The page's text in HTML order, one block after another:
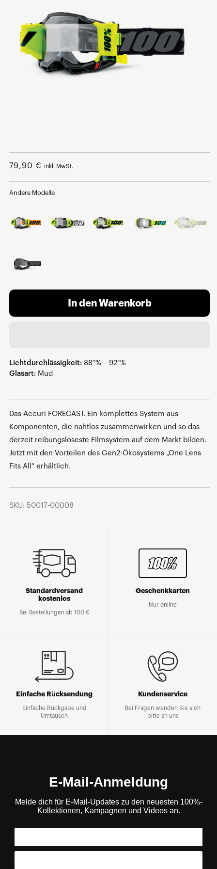
1
im
Modalfenster
Normalpreis
79,90 € inkl. MwSt.
Andere Modelle
In den Warenkorb
Lichtdurchlässigkeit: 88 % – 92 %
Glasart: Mud
Das Accuri FORECAST. Ein komplettes System aus
Komponenten, die nahtlos zusammenwirken und so das
derzeit reibungsloseste Filmsystem auf dem Markt bilden.
Jetzt mit den Vorteilen des Gen2-Ökosystems „One Lens
Fits All“ erhältlich.
SKU: 50017-00008
Standardversand
kostenlos
Bei Bestellungen ab 100 €
Geschenkkarten
Nur online
Einfache Rücksendung
Einfache Rückgabe und
Umtausch
Kundenservice
Bei Fragen wenden Sie sich
bitte an uns
E-Mail-Anmeldung
Melde dich für E-Mail-Updates zu den neuesten 100%-
Kollektionen, Kampagnen und Videos an.